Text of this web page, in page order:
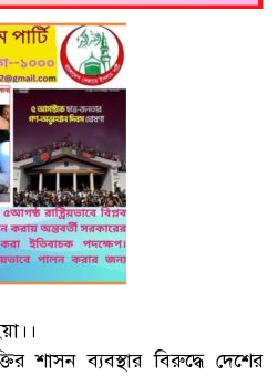
শাসন ব্যবস্থার বিরুদ্ধে দেশের